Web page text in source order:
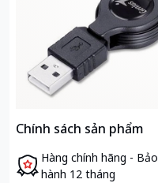
Chính sách sản phẩm
Hàng chính hãng - Bảo
hành 12 tháng